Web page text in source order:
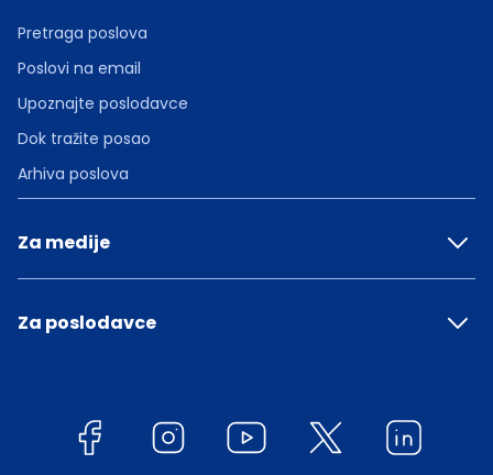
Pretraga poslova
Poslovi na email
Upoznajte poslodavce
Dok tražite posao
Arhiva poslova
Za medije
Za poslodavce